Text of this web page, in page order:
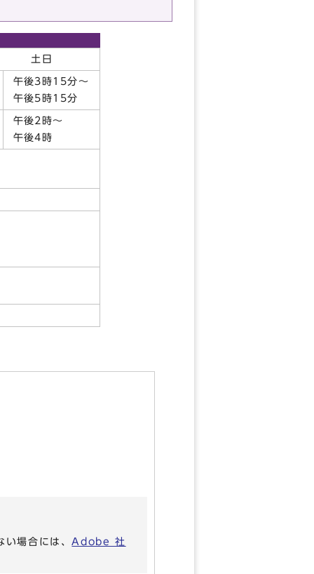
日
午後3時15分～
午後5時15分
午後2時～
午後4時
場合には、 Adobe 社